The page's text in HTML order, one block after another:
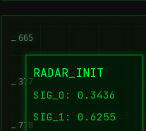
665
377
778
RADAR_INIT
SIG_0: 0.3436
SIG_1: 0.6255